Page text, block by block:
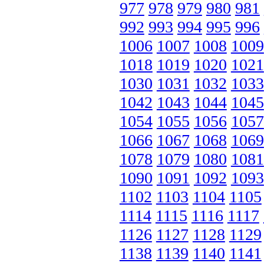
977 978 979 980 981
992 993 994 995 996
1006 1007 1008 1009
1018 1019 1020 1021
1030 1031 1032 1033
1042 1043 1044 1045
1054 1055 1056 1057
1066 1067 1068 1069
1078 1079 1080 1081
1090 1091 1092 1093
1102 1103 1104 1105
1114 1115 1116 1117
1126 1127 1128 1129
1138 1139 1140 1141